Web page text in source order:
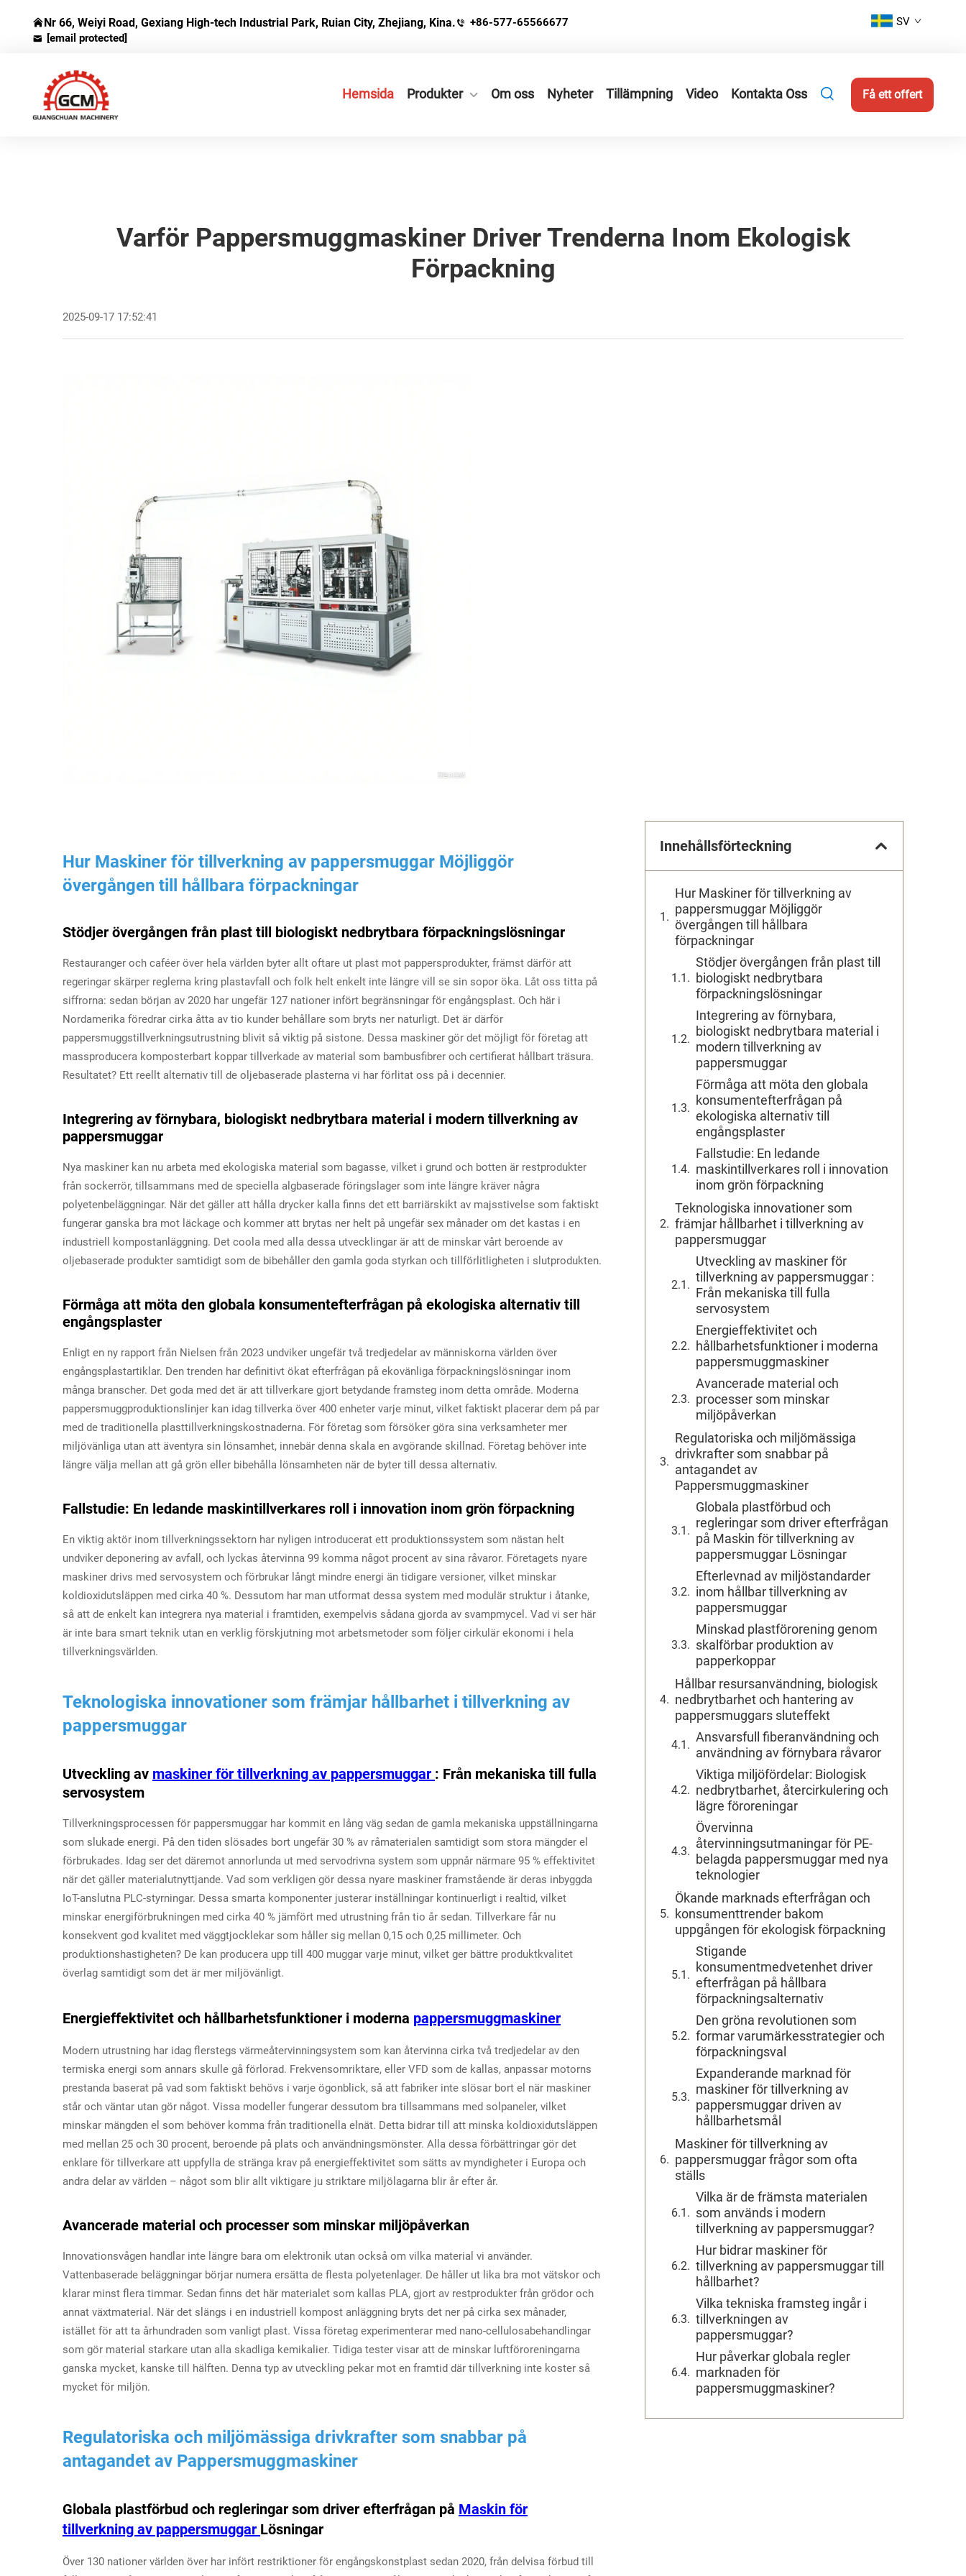
Nr 66, Weiyi Road, Gexiang High-tech Industrial Park, Ruian City, Zhejiang, Kina.
+86-577-65566677
[email protected]
SV
Hemsida Produkter Om oss Nyheter Tillämpning Video Kontakta Oss Få ett offert
Varför Pappersmuggmaskiner Driver Trenderna Inom Ekologisk
Förpackning
2025-09-17 17:52:41
Hur Maskiner för tillverkning av pappersmuggar Möjliggör
övergången till hållbara förpackningar
Stödjer övergången från plast till biologiskt nedbrytbara förpackningslösningar
Restauranger och caféer över hela världen byter allt oftare ut plast mot pappersprodukter, främst därför att
regeringar skärper reglerna kring plastavfall och folk helt enkelt inte längre vill se sin sopor öka. Låt oss titta på
siffrorna: sedan början av 2020 har ungefär 127 nationer infört begränsningar för engångsplast. Och här i
Nordamerika föredrar cirka åtta av tio kunder behållare som bryts ner naturligt. Det är därför
pappersmuggstillverkningsutrustning blivit så viktig på sistone. Dessa maskiner gör det möjligt för företag att
massproducera komposterbart koppar tillverkade av material som bambusfibrer och certifierat hållbart träsura.
Resultatet? Ett reellt alternativ till de oljebaserade plasterna vi har förlitat oss på i decennier.
Integrering av förnybara, biologiskt nedbrytbara material i modern tillverkning av
pappersmuggar
Nya maskiner kan nu arbeta med ekologiska material som bagasse, vilket i grund och botten är restprodukter
från sockerrör, tillsammans med de speciella algbaserade föringslager som inte längre kräver några
polyetenbeläggningar. När det gäller att hålla drycker kalla finns det ett barriärskikt av majsstivelse som faktiskt
fungerar ganska bra mot läckage och kommer att brytas ner helt på ungefär sex månader om det kastas i en
industriell kompostanläggning. Det coola med alla dessa utvecklingar är att de minskar vårt beroende av
oljebaserade produkter samtidigt som de bibehåller den gamla goda styrkan och tillförlitligheten i slutprodukten.
Förmåga att möta den globala konsumentefterfrågan på ekologiska alternativ till
engångsplaster
Enligt en ny rapport från Nielsen från 2023 undviker ungefär två tredjedelar av människorna världen över
engångsplastartiklar. Den trenden har definitivt ökat efterfrågan på ekovänliga förpackningslösningar inom
många branscher. Det goda med det är att tillverkare gjort betydande framsteg inom detta område. Moderna
pappersmuggproduktionslinjer kan idag tillverka över 400 enheter varje minut, vilket faktiskt placerar dem på par
med de traditionella plasttillverkningskostnaderna. För företag som försöker göra sina verksamheter mer
miljövänliga utan att äventyra sin lönsamhet, innebär denna skala en avgörande skillnad. Företag behöver inte
längre välja mellan att gå grön eller bibehålla lönsamheten när de byter till dessa alternativ.
Fallstudie: En ledande maskintillverkares roll i innovation inom grön förpackning
En viktig aktör inom tillverkningssektorn har nyligen introducerat ett produktionssystem som nästan helt
undviker deponering av avfall, och lyckas återvinna 99 komma något procent av sina råvaror. Företagets nyare
maskiner drivs med servosystem och förbrukar långt mindre energi än tidigare versioner, vilket minskar
koldioxidutsläppen med cirka 40 %. Dessutom har man utformat dessa system med modulär struktur i åtanke,
så att de enkelt kan integrera nya material i framtiden, exempelvis sådana gjorda av svampmycel. Vad vi ser här
är inte bara smart teknik utan en verklig förskjutning mot arbetsmetoder som följer cirkulär ekonomi i hela
tillverkningsvärlden.
Teknologiska innovationer som främjar hållbarhet i tillverkning av
pappersmuggar
Utveckling av maskiner för tillverkning av pappersmuggar : Från mekaniska till fulla
servosystem
Tillverkningsprocessen för pappersmuggar har kommit en lång väg sedan de gamla mekaniska uppställningarna
som slukade energi. På den tiden slösades bort ungefär 30 % av råmaterialen samtidigt som stora mängder el
förbrukades. Idag ser det däremot annorlunda ut med servodrivna system som uppnår närmare 95 % effektivitet
när det gäller materialutnyttjande. Vad som verkligen gör dessa nyare maskiner framstående är deras inbyggda
IoT-anslutna PLC-styrningar. Dessa smarta komponenter justerar inställningar kontinuerligt i realtid, vilket
minskar energiförbrukningen med cirka 40 % jämfört med utrustning från tio år sedan. Tillverkare får nu
konsekvent god kvalitet med väggtjocklekar som håller sig mellan 0,15 och 0,25 millimeter. Och
produktionshastigheten? De kan producera upp till 400 muggar varje minut, vilket ger bättre produktkvalitet
överlag samtidigt som det är mer miljövänligt.
Energieffektivitet och hållbarhetsfunktioner i moderna pappersmuggmaskiner
Modern utrustning har idag flerstegs värmeåtervinningsystem som kan återvinna cirka två tredjedelar av den
termiska energi som annars skulle gå förlorad. Frekvensomriktare, eller VFD som de kallas, anpassar motorns
prestanda baserat på vad som faktiskt behövs i varje ögonblick, så att fabriker inte slösar bort el när maskiner
står och väntar utan gör något. Vissa modeller fungerar dessutom bra tillsammans med solpaneler, vilket
minskar mängden el som behöver komma från traditionella elnät. Detta bidrar till att minska koldioxidutsläppen
med mellan 25 och 30 procent, beroende på plats och användningsmönster. Alla dessa förbättringar gör det
enklare för tillverkare att uppfylla de stränga krav på energieffektivitet som sätts av myndigheter i Europa och
andra delar av världen – något som blir allt viktigare ju striktare miljölagarna blir år efter år.
Avancerade material och processer som minskar miljöpåverkan
Innovationsvågen handlar inte längre bara om elektronik utan också om vilka material vi använder.
Vattenbaserade beläggningar börjar numera ersätta de flesta polyetenlager. De håller ut lika bra mot vätskor och
klarar minst flera timmar. Sedan finns det här materialet som kallas PLA, gjort av restprodukter från grödor och
annat växtmaterial. När det slängs i en industriell kompost anläggning bryts det ner på cirka sex månader,
istället för att ta århundraden som vanligt plast. Vissa företag experimenterar med nano-cellulosabehandlingar
som gör material starkare utan alla skadliga kemikalier. Tidiga tester visar att de minskar luftföroreningarna
ganska mycket, kanske till hälften. Denna typ av utveckling pekar mot en framtid där tillverkning inte koster så
mycket för miljön.
Regulatoriska och miljömässiga drivkrafter som snabbar på
antagandet av Pappersmuggmaskiner
Globala plastförbud och regleringar som driver efterfrågan på Maskin för
tillverkning av pappersmuggar Lösningar
Över 130 nationer världen över har infört restriktioner för engångskonstplast sedan 2020, från delvisa förbud till
Innehållsförteckning
Hur Maskiner för tillverkning av
pappersmuggar Möjliggör
övergången till hållbara
förpackningar
Stödjer övergången från plast till
biologiskt nedbrytbara
förpackningslösningar
Integrering av förnybara,
biologiskt nedbrytbara material i
modern tillverkning av
pappersmuggar
Förmåga att möta den globala
konsumentefterfrågan på
ekologiska alternativ till
engångsplaster
Fallstudie: En ledande
maskintillverkares roll i innovation
inom grön förpackning
Teknologiska innovationer som
främjar hållbarhet i tillverkning av
pappersmuggar
Utveckling av maskiner för
tillverkning av pappersmuggar :
Från mekaniska till fulla
servosystem
Energieffektivitet och
hållbarhetsfunktioner i moderna
pappersmuggmaskiner
Avancerade material och
processer som minskar
miljöpåverkan
Regulatoriska och miljömässiga
drivkrafter som snabbar på
antagandet av
Pappersmuggmaskiner
Globala plastförbud och
regleringar som driver efterfrågan
på Maskin för tillverkning av
pappersmuggar Lösningar
Efterlevnad av miljöstandarder
inom hållbar tillverkning av
pappersmuggar
Minskad plastförorening genom
skalförbar produktion av
papperkoppar
Hållbar resursanvändning, biologisk
nedbrytbarhet och hantering av
pappersmuggars sluteffekt
Ansvarsfull fiberanvändning och
användning av förnybara råvaror
Viktiga miljöfördelar: Biologisk
nedbrytbarhet, återcirkulering och
lägre föroreningar
Övervinna
återvinningsutmaningar för PE-
belagda pappersmuggar med nya
teknologier
Ökande marknads efterfrågan och
konsumenttrender bakom
uppgången för ekologisk förpackning
Stigande
konsumentmedvetenhet driver
efterfrågan på hållbara
förpackningsalternativ
Den gröna revolutionen som
formar varumärkesstrategier och
förpackningsval
Expanderande marknad för
maskiner för tillverkning av
pappersmuggar driven av
hållbarhetsmål
Maskiner för tillverkning av
pappersmuggar frågor som ofta
ställs
Vilka är de främsta materialen
som används i modern
tillverkning av pappersmuggar?
Hur bidrar maskiner för
tillverkning av pappersmuggar till
hållbarhet?
Vilka tekniska framsteg ingår i
tillverkningen av
pappersmuggar?
Hur påverkar globala regler
marknaden för
pappersmuggmaskiner?